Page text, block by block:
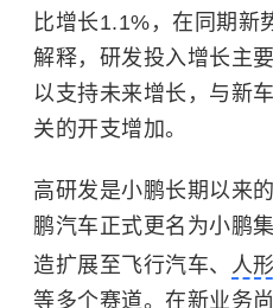
比增长1.1%，在同期新
解释，研发投入增长主
以支持未来增长，与新
关的开支增加。
高研发是小鹏长期以来
鹏汽车正式更名为小鹏
造扩展至 飞行汽车、 人
等多个赛道。在新业务